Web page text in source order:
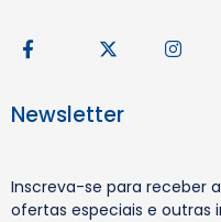
Newsletter
Inscreva-se para receber
ofertas especiais e outras